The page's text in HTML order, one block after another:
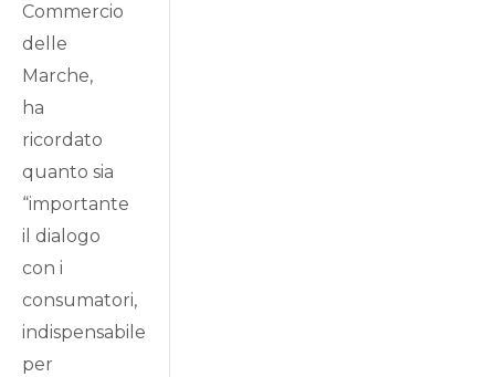
Commercio
delle
Marche,
ha
ricordato
quanto sia
“importante
il dialogo
con i
consumatori,
indispensabile
per